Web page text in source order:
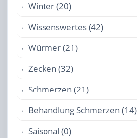
Winter (20)
Wissenswertes (42)
Würmer (21)
Zecken (32)
Schmerzen (21)
Behandlung Schmerzen (14)
Saisonal (0)